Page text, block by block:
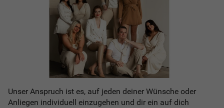
Unser Anspruch ist es, auf jeden deiner Wünsche oder
Anliegen individuell einzugehen und dir ein auf dich